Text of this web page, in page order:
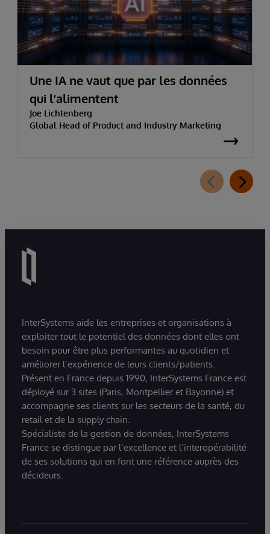
Une IA ne vaut que par les données
qui l’alimentent
Joe Lichtenberg
Global Head of Product and Industry Marketing
InterSystems aide les entreprises et organisations à
exploiter tout le potentiel des données dont elles ont
besoin pour être plus performantes au quotidien et
améliorer l’expérience de leurs clients/patients.
Présent en France depuis 1990, InterSystems France est
déployé sur 3 sites (Paris, Montpellier et Bayonne) et
accompagne ses clients sur les secteurs de la santé, du
retail et de la supply chain.
Spécialiste de la gestion de données, InterSystems
France se distingue par l’excellence et l’interopérabilité
de ses solutions qui en font une référence auprès des
décideurs.